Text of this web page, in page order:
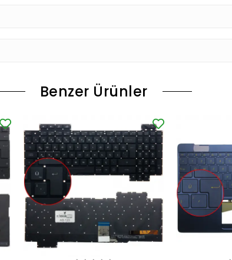
Benzer Ürünler